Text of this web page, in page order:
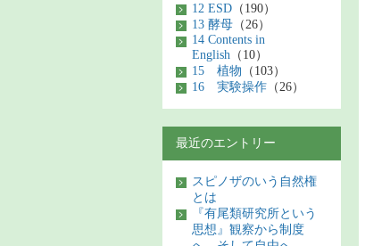
12 ESD （190）
13 酵母 （26）
14 Contents in
English （10）
15 植物 （103）
16 実験操作 （26）
最近のエントリー
スピノザのいう自然権
とは
『有尾類研究所という
思想』観察から制度